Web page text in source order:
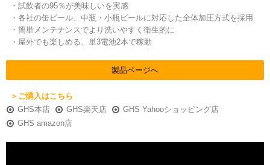
・試飲者の95％が美味しいを実感
・各社の缶ビール、中瓶・小瓶ビールに対応した全体加圧方式を採用
・簡単メンテナンスでより洗いやすく衛生的に
・屋外でも楽しめる、単3電池2本で稼動
製品ページへ
＞ご購入はこちら
GHS本店
GHS楽天店
GHS Yahooショッピング店
GHS amazon店